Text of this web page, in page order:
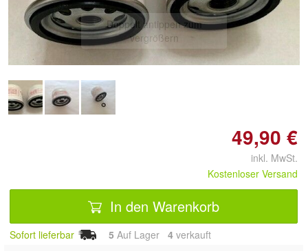
Doppelt antippen zum
vergrößern
49,90 €
inkl. MwSt.
Kostenloser Versand
In den Warenkorb
Sofort lieferbar 5 Auf Lager 4 verkauft